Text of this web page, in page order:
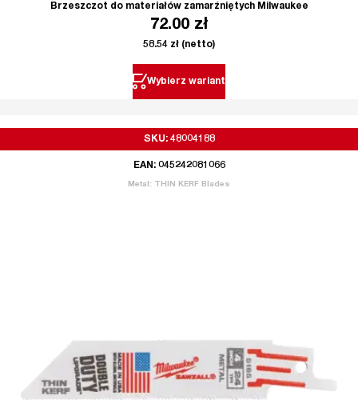
Brzeszczot do materiałów zamarźniętych Milwaukee
72.00 zł
58.54 zł (netto)
Wybierz wariant
SKU: 48004188
EAN: 045242081066
Metal: THIN KERF Blades